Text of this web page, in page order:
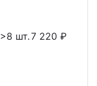
>8 шт.7 220 ₽